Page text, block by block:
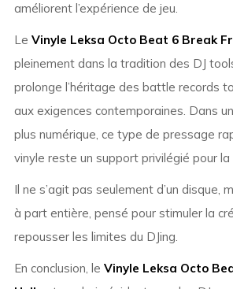
améliorent l’expérience de jeu.
Le Vinyle Leksa Octo Beat 6 Break
pleinement dans la tradition des DJ
prolonge l’héritage des battle records
aux exigences contemporaines. Dans
plus numérique, ce type de pressage
vinyle reste un support privilégié pour la
Il ne s’agit pas seulement d’un disque,
à part entière, pensé pour stimuler la
repousser les limites du DJing.
En conclusion, le Vinyle Leksa Octo